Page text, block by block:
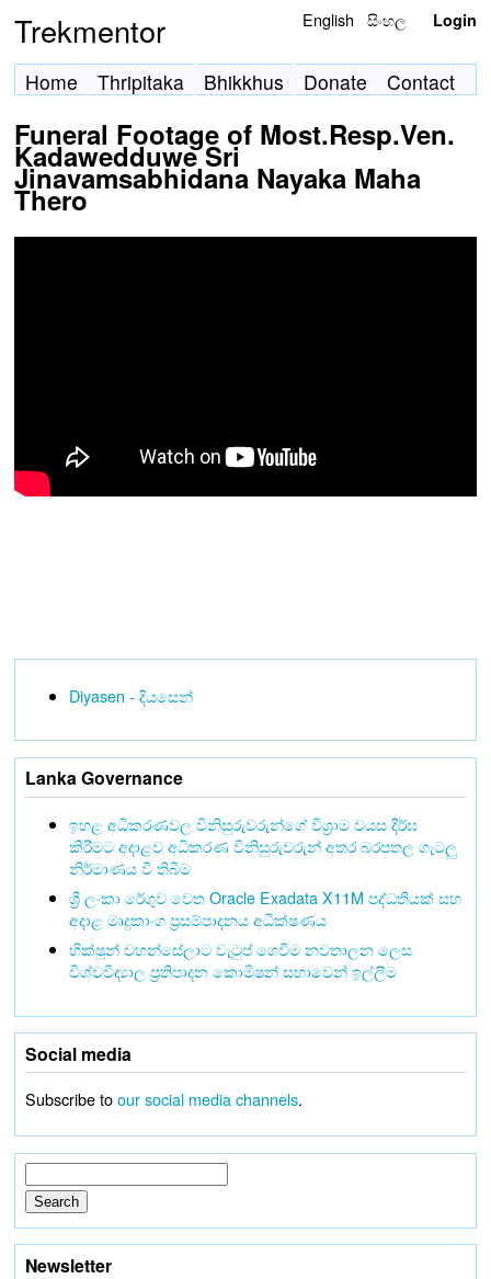
Trekmentor English සිංහල Login
Home Thripitaka Bhikkhus Donate Contact
Funeral Footage of Most.Resp.Ven.
Kadawedduwe Sri
Jinavamsabhidana Nayaka Maha
Thero
Diyasen - දියසෙන්
Lanka Governance
ඉහළ අධිකරණවල විනිසුරුවරුන්ගේ විශ්‍රාම වයස දීර්ඝ
කිරීමට අදාළව අධිකරණ විනිසුරුවරුන් අතර බරපතල ගැටලු
නිර්මාණය වී තිබීම
ශ්‍රී ලංකා රේගුව වෙත Oracle Exadata X11M පද්ධතියක් සහ
අදාළ මෘදුකාංග ප්‍රසම්පාදනය අධීක්ෂණය
භික්ෂූන් වහන්සේලාට වැටුප් ගෙවීම නවතාලන ලෙස
විශ්වවිද්‍යාල ප්‍රතිපාදන කොමිෂන් සභාවෙන් ඉල්ලීම
Social media
Subscribe toour social media channels.
Newsletter